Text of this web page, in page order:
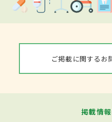
ご掲載に関するお
掲載情